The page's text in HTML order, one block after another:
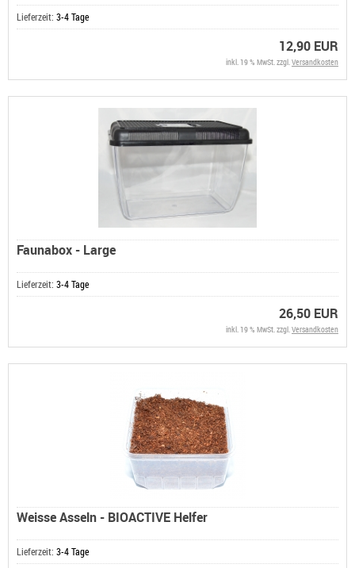
Lieferzeit: 3-4 Tage
12,90 EUR
inkl. 19 % MwSt. zzgl.Versandkosten
Faunabox - Large
Lieferzeit: 3-4 Tage
26,50 EUR
inkl. 19 % MwSt. zzgl.Versandkosten
Weisse Asseln - BIOACTIVE Helfer
Lieferzeit: 3-4 Tage